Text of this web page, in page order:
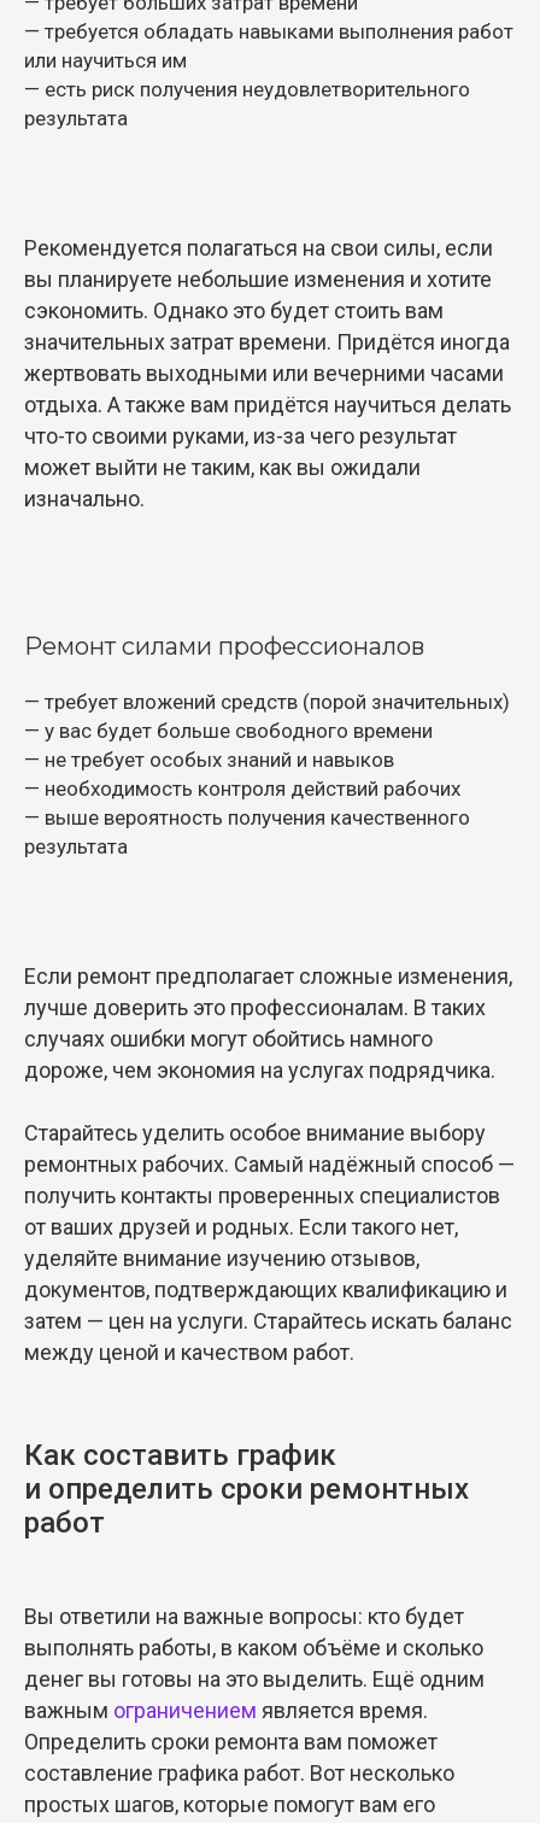
— требуется обладать навыками выполнения работ
или научиться им
— есть риск получения неудовлетворительного
результата
Рекомендуется полагаться на свои силы, если
вы планируете небольшие изменения и хотите
сэкономить. Однако это будет стоить вам
значительных затрат времени. Придётся иногда
жертвовать выходными или вечерними часами
отдыха. А также вам придётся научиться делать
что-то своими руками, из-за чего результат
может выйти не таким, как вы ожидали
изначально.
Ремонт силами профессионалов
— требует вложений средств (порой значительных)
— у вас будет больше свободного времени
— не требует особых знаний и навыков
— необходимость контроля действий рабочих
— выше вероятность получения качественного
результата
Если ремонт предполагает сложные изменения,
лучше доверить это профессионалам. В таких
случаях ошибки могут обойтись намного
дороже, чем экономия на услугах подрядчика.
Старайтесь уделить особое внимание выбору
ремонтных рабочих. Самый надёжный способ —
получить контакты проверенных специалистов
от ваших друзей и родных. Если такого нет,
уделяйте внимание изучению отзывов,
документов, подтверждающих квалификацию и
затем — цен на услуги. Старайтесь искать баланс
между ценой и качеством работ.
Как составить график
и определить сроки ремонтных
работ
Вы ответили на важные вопросы: кто будет
выполнять работы, в каком объёме и сколько
денег вы готовы на это выделить. Ещё одним
важным ограничением является время.
Определить сроки ремонта вам поможет
составление графика работ. Вот несколько
простых шагов, которые помогут вам его